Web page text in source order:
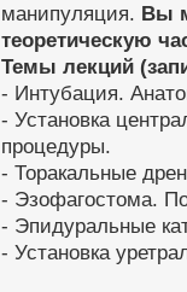
манипуляция. Вы
теоретическую
Темы лекций
- Интубация.
- Установка
процедуры.
- Торакальные
- Эзофагостома.
- Эпидуральные
- Установка